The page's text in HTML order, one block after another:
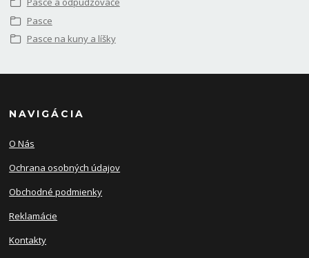
Pasce
Pasce na kuny a líšky
NAVIGÁCIA
O Nás
Ochrana osobných údajov
Obchodné podmienky
Reklamácie
Kontakty